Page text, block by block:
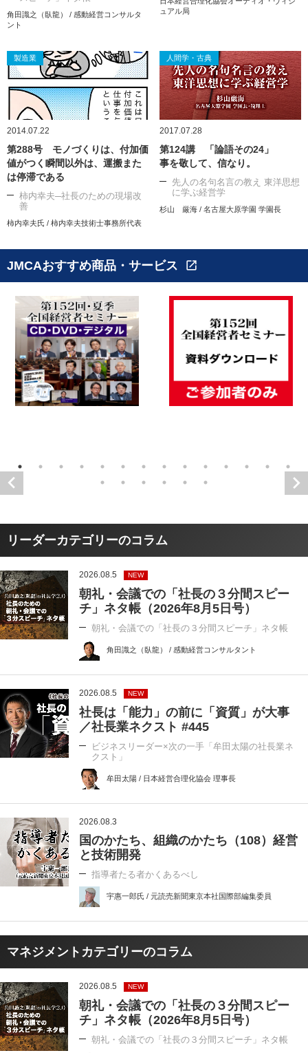
角田識之（臥龍） / 感動経営コンサルタ
ント
ュアル局
製造業
2014.07.22
第288号 モノづくりは、付加価
値がつく瞬間以外は、運搬また
は停滞である
柿内幸夫─社長のための現場改
善
柿内幸夫氏 / 柿内幸夫技術士事務所代表
人間学・古典
2017.07.28
第124講 「論語その24」
事を敬して、信なり。
先人の名句名言の教え 東洋思想
に学ぶ経営学
杉山 厳海 / 名古屋大原学園 学園長
JMCAおすすめ商品・サービス open_in_new
リーダーカテゴリーのコラム
2026.08.5 NEW
朝礼・会議での「社長の３分間スピー
チ」ネタ帳（2026年8月5日号）
朝礼・会議での「社長の３分間スピーチ」ネタ帳
角田識之（臥龍） / 感動経営コンサルタント
2026.08.5 NEW
社長は「能力」の前に「資質」が大事
／社長業ネクスト #445
ビジネスリーダー×次の一手「牟田太陽の社長業ネ
クスト」
牟田太陽 / 日本経営合理化協会 理事長
2026.08.3
国のかたち、組織のかたち（108）経営
と技術開発
指導者たる者かくあるべし
宇惠一郎氏 / 元読売新聞東京本社国際部編集委員
マネジメントカテゴリーのコラム
2026.08.5 NEW
朝礼・会議での「社長の３分間スピー
チ」ネタ帳（2026年8月5日号）
朝礼・会議での「社長の３分間スピーチ」ネタ帳